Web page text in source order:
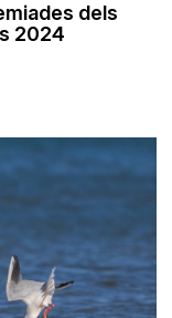
dels
2024